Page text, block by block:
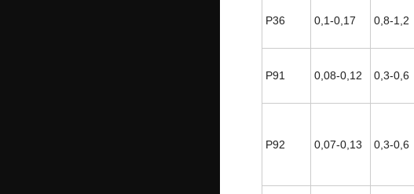
P36 0,1-0,17 0,8-1,2
P91 0,08-0,12 0,3-0,6
Р92 0,07-0,13 0,3-0,6